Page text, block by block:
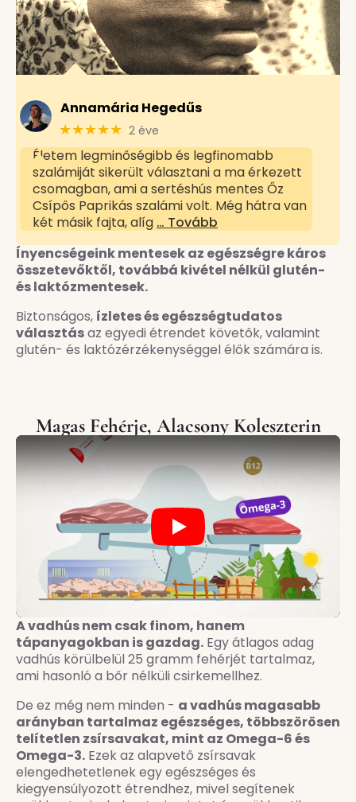
Annamária Hegedűs
★★★★★ 2 éve
Életem legminőségibb és legfinomabb
szalámiját sikerült választani a ma érkezett
csomagban, ami a sertéshús mentes Őz
Csípős Paprikás szalámi volt. Még hátra van
két másik fajta, alíg … Tovább
Ínyencségeink mentesek az egészségre káros
összetevőktől, továbbá kivétel nélkül glutén-
és laktózmentesek.
Biztonságos, ízletes és egészségtudatos
választásaz egyedi étrendet követők, valamint
glutén- és laktózérzékenységgel élők számára is.
Magas Fehérje, Alacsony Koleszterin
Play
A vadhús nem csak finom, hanem
tápanyagokban is gazdag. Egy átlagos adag
vadhús körülbelül 25 gramm fehérjét tartalmaz,
ami hasonló a bőr nélküli csirkemellhez.
De ez még nem minden - a vadhús magasabb
arányban tartalmaz egészséges, többszörösen
telítetlen zsírsavakat, mint az Omega-6 és
Omega-3. Ezek az alapvető zsírsavak
elengedhetetlenek egy egészséges és
kiegyensúlyozott étrendhez, mivel segítenek